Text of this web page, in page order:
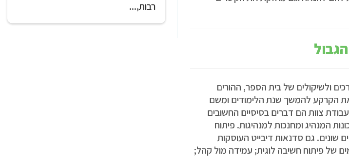
ולשיקולים של בית הספר, ההורים
את הקרקע להמשך שנת הלימודים ומשם
צוות הם דברים בסיסיים החשובים
המנהיג ומחנכות למנהיגות. פיתוח
שונים. גם סדנאות דיבייט העוסקות
של פיתוח חשיבה לוגית; עמידה מול קהל;
רבות,...